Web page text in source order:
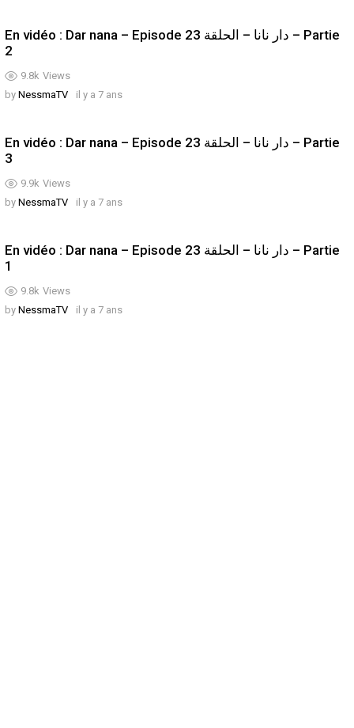
9.8k Views
En vidéo : Dar nana – Episode 23 دار نانا – الحلقة – Partie
2
by NessmaTV il y a 7 ans
9.9k Views
En vidéo : Dar nana – Episode 23 دار نانا – الحلقة – Partie
3
by NessmaTV il y a 7 ans
9.8k Views
En vidéo : Dar nana – Episode 23 دار نانا – الحلقة – Partie
1
by NessmaTV il y a 7 ans